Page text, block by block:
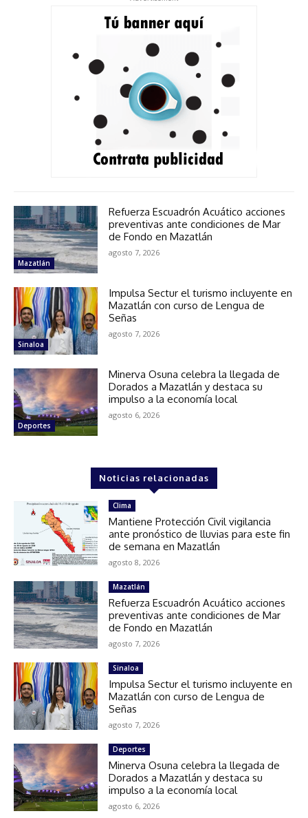
Mazatlán
Refuerza Escuadrón Acuático acciones
preventivas ante condiciones de Mar
de Fondo en Mazatlán
agosto 7, 2026
Sinaloa
Impulsa Sectur el turismo incluyente en
Mazatlán con curso de Lengua de
Señas
agosto 7, 2026
Deportes
Minerva Osuna celebra la llegada de
Dorados a Mazatlán y destaca su
impulso a la economía local
agosto 6, 2026
Noticias relacionadas
Clima
Mantiene Protección Civil vigilancia
ante pronóstico de lluvias para este fin
de semana en Mazatlán
agosto 8, 2026
Mazatlán
Refuerza Escuadrón Acuático acciones
preventivas ante condiciones de Mar
de Fondo en Mazatlán
agosto 7, 2026
Sinaloa
Impulsa Sectur el turismo incluyente en
Mazatlán con curso de Lengua de
Señas
agosto 7, 2026
Deportes
Minerva Osuna celebra la llegada de
Dorados a Mazatlán y destaca su
impulso a la economía local
agosto 6, 2026